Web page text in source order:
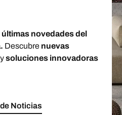
últimas novedades del
Descubre nuevas
ysoluciones innovadoras
Noticias